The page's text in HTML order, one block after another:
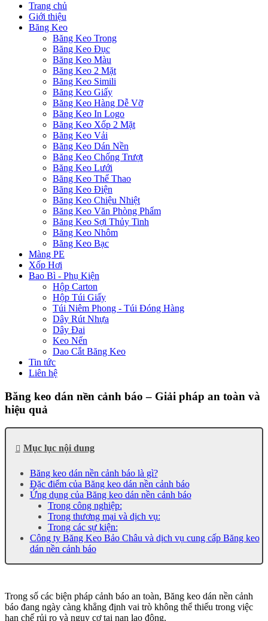
Trang chủ
Giới thiệu
Băng Keo
Băng Keo Trong
Băng Keo Đục
Băng Keo Màu
Băng Keo 2 Mặt
Băng Keo Simili
Băng Keo Giấy
Băng Keo Hàng Dễ Vỡ
Băng Keo In Logo
Băng Keo Xốp 2 Mặt
Băng Keo Vải
Băng Keo Dán Nền
Băng Keo Chống Trượt
Băng Keo Lưới
Băng Keo Thể Thao
Băng Keo Điện
Băng Keo Chiệu Nhiệt
Băng Keo Văn Phòng Phẩm
Băng Keo Sợi Thủy Tinh
Băng Keo Nhôm
Băng Keo Bạc
Màng PE
Xốp Hơi
Bao Bì - Phụ Kiện
Hộp Carton
Hộp Túi Giấy
Túi Niêm Phong - Túi Đóng Hàng
Dây Rút Nhựa
Dây Đai
Keo Nến
Dao Cắt Băng Keo
Tin tức
Liên hệ
Băng keo dán nền cảnh báo – Giải pháp an toàn và
hiệu quả
Mục lục nội dung
Băng keo dán nền cảnh báo là gì?
Đặc điểm của Băng keo dán nền cảnh báo
Ứng dụng của Băng keo dán nền cảnh báo
Trong công nghiệp:
Trong thương mại và dịch vụ:
Trong các sự kiện:
Công ty Băng Keo Bảo Châu và dịch vụ cung cấp Băng keo
dán nền cảnh báo
Trong số các biện pháp cảnh báo an toàn, Băng keo dán nền cảnh
báo đang ngày càng khẳng định vai trò không thể thiếu trong việc
hạn chế rủi ro và nguy cơ tai nạn lao động.